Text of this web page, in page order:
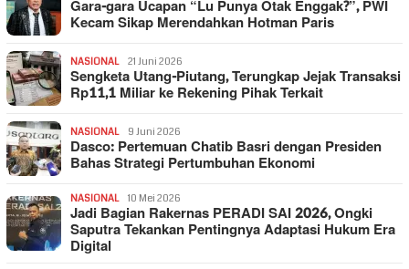
Gara-gara Ucapan “Lu Punya Otak Enggak?”, PWI
Kecam Sikap Merendahkan Hotman Paris
NASIONAL 21 Juni 2026
Sengketa Utang-Piutang, Terungkap Jejak Transaksi
Rp11,1 Miliar ke Rekening Pihak Terkait
NASIONAL 9 Juni 2026
Dasco: Pertemuan Chatib Basri dengan Presiden
Bahas Strategi Pertumbuhan Ekonomi
NASIONAL 10 Mei 2026
Jadi Bagian Rakernas PERADI SAI 2026, Ongki
Saputra Tekankan Pentingnya Adaptasi Hukum Era
Digital